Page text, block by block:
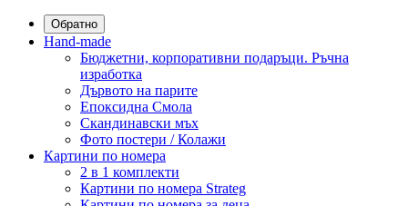
Обратно
Hand-made
Бюджетни, корпоративни подаръци. Ръчна
изработка
Дървото на парите
Епоксидна Смола
Скандинавски мъх
Фото постери / Колажи
Картини по номера
2 в 1 комплекти
Картини по номера Strateg